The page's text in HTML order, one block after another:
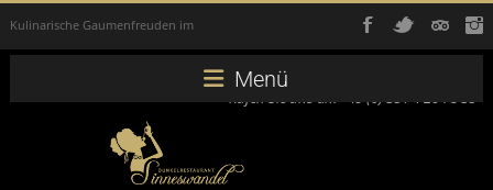
Kulinarische Gaumenfreuden im
Rufen Sie uns an: +49 (0) 351 4 26 78 35
Menü